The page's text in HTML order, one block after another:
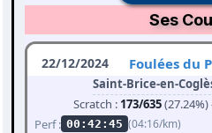
Ses
22/12/2024 Foulées du
Saint-Brice-en-
Scratch : 173/635(27.24%)
Perf : 00:42:45 (04:16/km)